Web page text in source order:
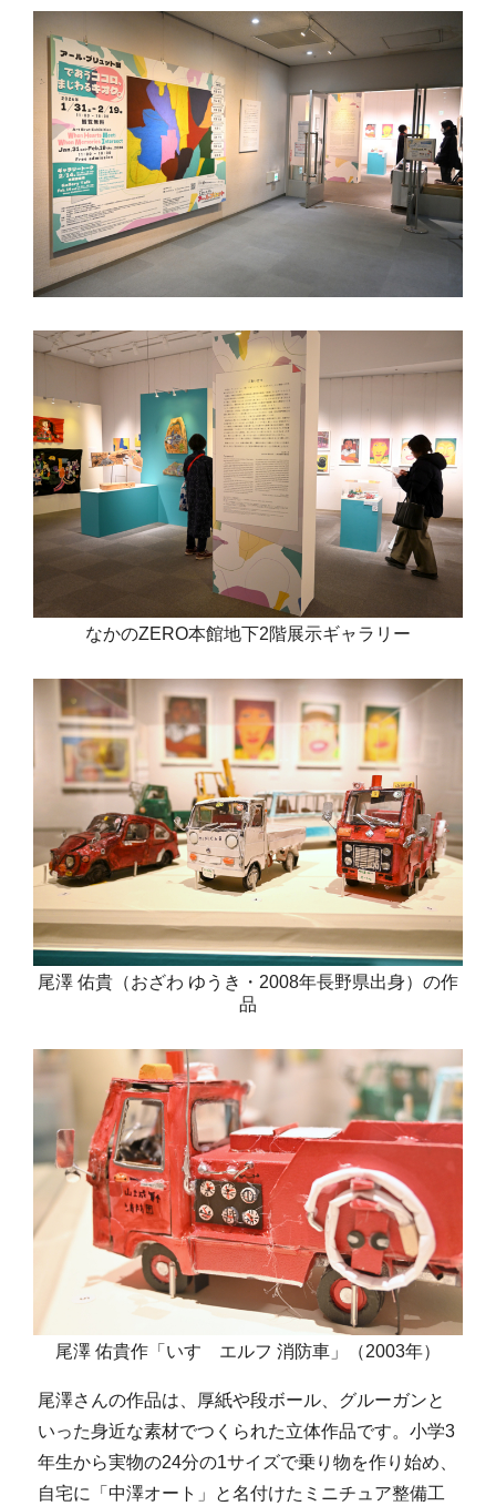
なかのZERO本館地下2階展示ギャラリー
尾澤 佑貴（おざわ ゆうき・2008年長野県出身）の作
品
尾澤 佑貴作「いすゞエルフ 消防車」（2003年）
尾澤さんの作品は、厚紙や段ボール、グルーガンと
いった身近な素材でつくられた立体作品です。小学3
年生から実物の24分の1サイズで乗り物を作り始め、
自宅に「中澤オート」と名付けたミニチュア整備工